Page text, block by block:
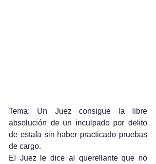
Tema: Un Juez consigue la libre
absolución de un inculpado por delito
de estafa sin haber practicado pruebas
de cargo.
El Juez le dice al querellante que no